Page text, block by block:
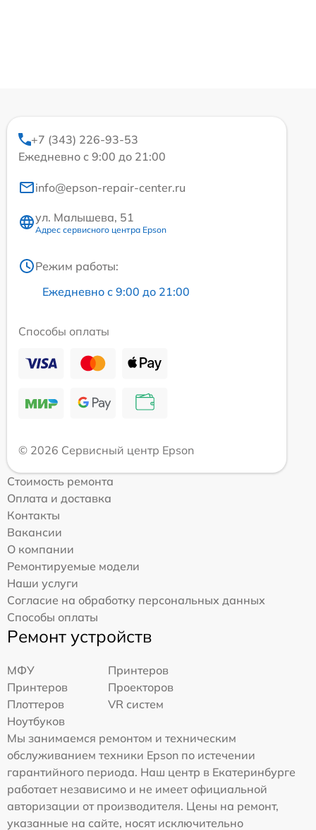
+7 (343) 226-93-53
Ежедневно с 9:00 до 21:00
info@epson-repair-center.ru
ул. Малышева, 51
Адрес сервисного центра Epson
Режим работы:
Ежедневно с 9:00 до 21:00
Способы оплаты
© 2026 Сервисный центр Epson
Стоимость ремонта
Оплата и доставка
Контакты
Вакансии
О компании
Ремонтируемые модели
Наши услуги
Согласие на обработку персональных данных
Способы оплаты
Ремонт устройств
МФУ
Принтеров
Принтеров
Проекторов
Плоттеров
VR систем
Ноутбуков
Мы занимаемся ремонтом и техническим
обслуживанием техники Epson по истечении
гарантийного периода. Наш центр в Екатеринбурге
работает независимо и не имеет официальной
авторизации от производителя. Цены на ремонт,
указанные на сайте, носят исключительно